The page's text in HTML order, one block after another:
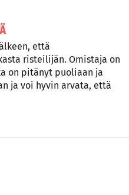
että
risteilijän. Omistaja on
on pitänyt puoliaan ja
ja voi hyvin arvata, että